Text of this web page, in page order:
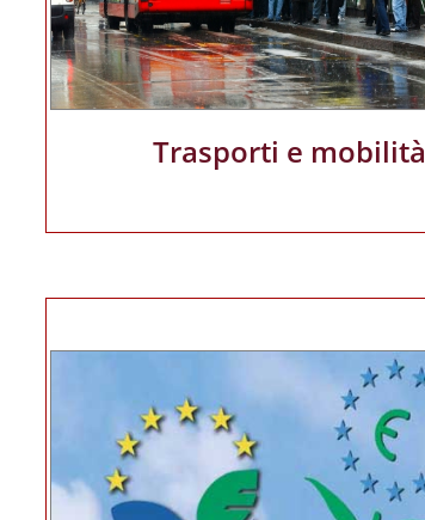
Trasporti e mobilità